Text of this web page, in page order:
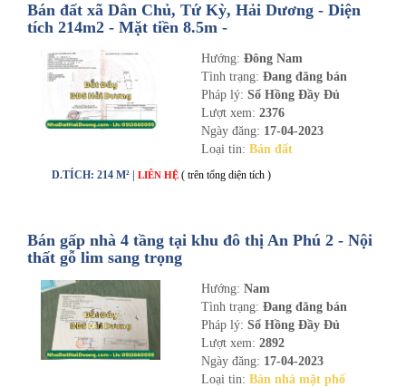
Bán đất xã Dân Chủ, Tứ Kỳ, Hải Dương - Diện
tích 214m2 - Mặt tiền 8.5m -
Hướng: Đông Nam
Tình trạng: Đang đăng bán
Pháp lý: Sổ Hồng Đầy Đủ
Lượt xem: 2376
Ngày đăng: 17-04-2023
Loại tin: Bán đất
D.TÍCH: 214 M² | LIÊN HỆ ( trên tổng diện tích )
Bán gấp nhà 4 tầng tại khu đô thị An Phú 2 - Nội
thất gỗ lim sang trọng
Hướng: Nam
Tình trạng: Đang đăng bán
Pháp lý: Sổ Hồng Đầy Đủ
Lượt xem: 2892
Ngày đăng: 17-04-2023
Loại tin: Bán nhà mặt phố